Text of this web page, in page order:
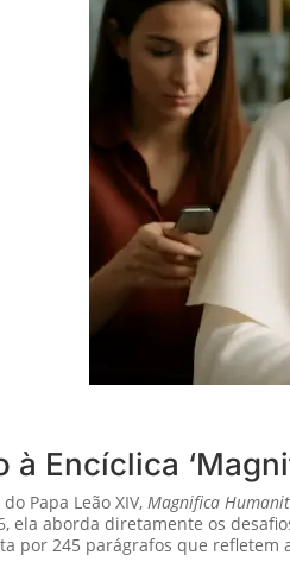
à Encíclica
do Papa Leão XIV,Magnifica
ela aborda diretamente os
por 245 parágrafos que